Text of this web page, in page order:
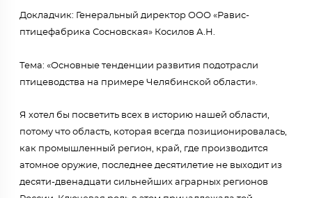
Докладчик: Генеральный директор ООО «Равис-
птицефабрика Сосновская» Косилов А.Н.
Тема: «Основные тенденции развития подотрасли
птицеводства на примере Челябинской области».
Я хотел бы посветить всех в историю нашей области,
потому что область, которая всегда позиционировалась,
как промышленный регион, край, где производится
атомное оружие, последнее десятилетие не выходит из
десяти-двенадцати сильнейших аграрных регионов